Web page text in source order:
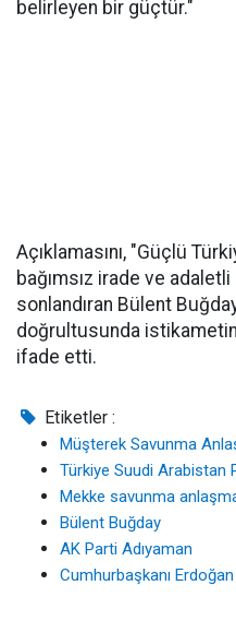
belirleyen bir güçtür."
Açıklamasını, "Güçlü
bağımsız irade ve
sonlandıran Bülent
doğrultusunda
ifade etti.
Etiketler :
Müşterek Savunma
Türkiye Suudi Arabistan
Mekke savunma
Bülent Buğday
AK Parti Adıyaman
Cumhurbaşkanı Erdoğan